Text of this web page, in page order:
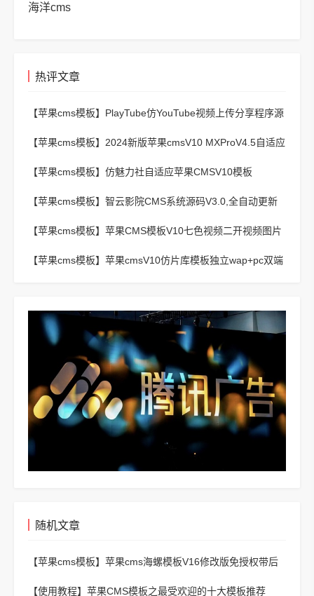
海洋cms
热评文章
【苹果cms模板】 PlayTube仿YouTube视频上传分享程序源
【苹果cms模板】 2024新版苹果cmsV10 MXProV4.5自适应
【苹果cms模板】 仿魅力社自适应苹果CMSV10模板
【苹果cms模板】 智云影院CMS系统源码V3.0,全自动更新
【苹果cms模板】 苹果CMS模板V10七色视频二开视频图片
【苹果cms模板】 苹果cmsV10仿片库模板独立wap+pc双端
随机文章
【苹果cms模板】 苹果cms海螺模板V16修改版免授权带后
【使用教程】 苹果CMS模板之最受欢迎的十大模板推荐